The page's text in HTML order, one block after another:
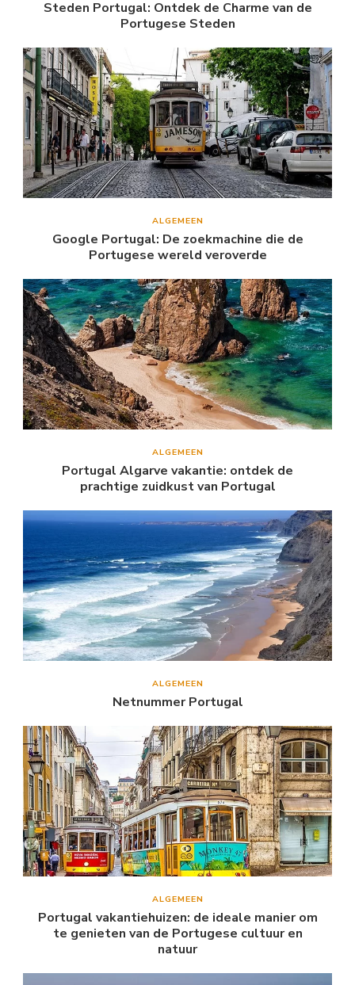
Steden Portugal: Ontdek de Charme van de
Portugese Steden
ALGEMEEN
Google Portugal: De zoekmachine die de
Portugese wereld veroverde
ALGEMEEN
Portugal Algarve vakantie: ontdek de
prachtige zuidkust van Portugal
ALGEMEEN
Netnummer Portugal
ALGEMEEN
Portugal vakantiehuizen: de ideale manier om
te genieten van de Portugese cultuur en
natuur